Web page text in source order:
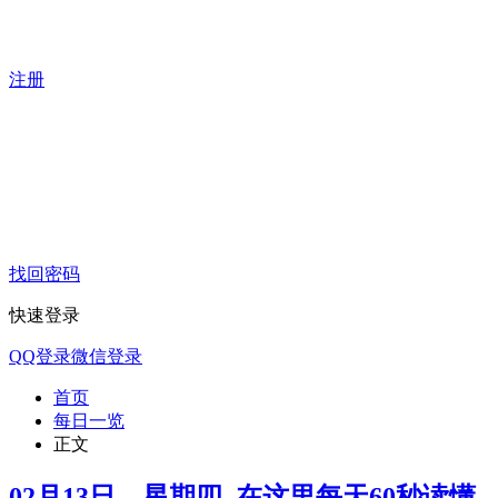
注册
找回密码
快速登录
QQ登录微信登录
首页
每日一览
正文